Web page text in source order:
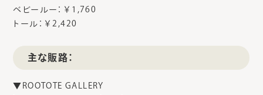
ベビールー：￥1,760
トール：￥2,420
主な販路：
▼ROOTOTE GALLERY